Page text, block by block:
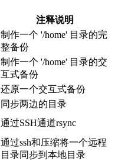
注释说明
制作一个 '/home' 目录的完
整备份
制作一个 '/home' 目录的交
互式备份
还原一个交互式备份
同步两边的目录
通过SSH通道rsync
通过ssh和压缩将一个远程
目录同步到本地目录